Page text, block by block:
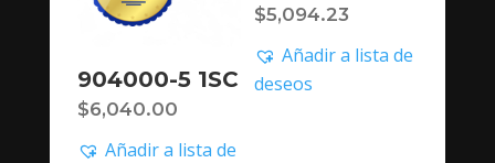
904000-5 1SC
$6,040.00
Añadir a lista de
$5,094.23
Añadir a lista de
deseos